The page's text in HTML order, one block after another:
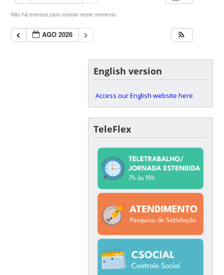
Não há eventos para mostrar neste momento.
AGO 2026
English version
Access our English website here
TeleFlex